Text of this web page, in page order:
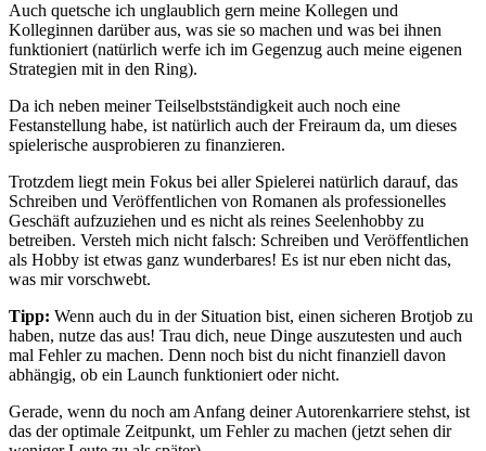
Auch quetsche ich unglaublich gern meine Kollegen und
Kolleginnen darüber aus, was sie so machen und was bei ihnen
funktioniert (natürlich werfe ich im Gegenzug auch meine eigenen
Strategien mit in den Ring).
Da ich neben meiner Teilselbstständigkeit auch noch eine
Festanstellung habe, ist natürlich auch der Freiraum da, um dieses
spielerische ausprobieren zu finanzieren.
Trotzdem liegt mein Fokus bei aller Spielerei natürlich darauf, das
Schreiben und Veröffentlichen von Romanen als professionelles
Geschäft aufzuziehen und es nicht als reines Seelenhobby zu
betreiben. Versteh mich nicht falsch: Schreiben und Veröffentlichen
als Hobby ist etwas ganz wunderbares! Es ist nur eben nicht das,
was mir vorschwebt.
Tipp: Wenn auch du in der Situation bist, einen sicheren Brotjob zu
haben, nutze das aus! Trau dich, neue Dinge auszutesten und auch
mal Fehler zu machen. Denn noch bist du nicht finanziell davon
abhängig, ob ein Launch funktioniert oder nicht.
Gerade, wenn du noch am Anfang deiner Autorenkarriere stehst, ist
das der optimale Zeitpunkt, um Fehler zu machen (jetzt sehen dir